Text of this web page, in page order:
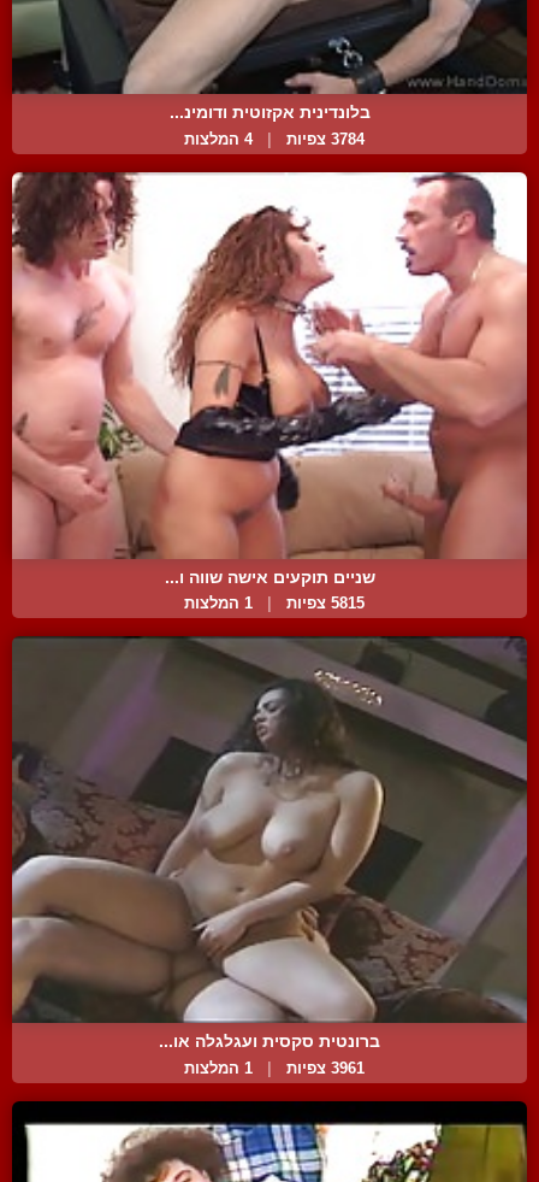
בלונדינית אקזוטית ודומינ...
3784 צפיות | 4 המלצות
שניים תוקעים אישה שווה ו...
5815 צפיות 1 המלצות
ברונטית סקסית ועגלגלה או...
3961 צפיות 1 המלצות